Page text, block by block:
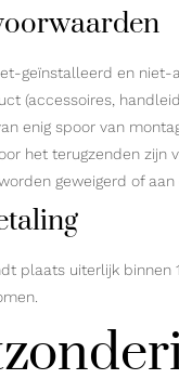
geïnstalleerd en
(accessoires,
enig spoor van
het terugzenden zijn
geweigerd of
plaats uiterlijk